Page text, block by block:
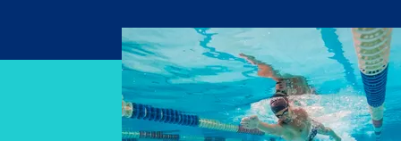
Pays de la Loire
Normandie
Méditérranée